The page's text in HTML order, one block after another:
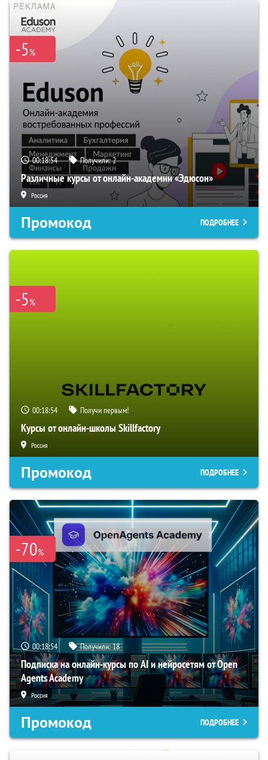
-5%
00:18:54 Получили:2
Различные курсы от онлайн-академии «Эдюсон»
Россия
Промокод ПОДРОБНЕЕ
-5%
00:18:54 Получи первым!
Курсы от онлайн-школы Skillfactory
Россия
Промокод ПОДРОБНЕЕ
-70%
00:18:54 Получили:18
Подписка на онлайн-курсы по AI и нейросетям от Open
Agents Academy
Россия
Промокод ПОДРОБНЕЕ